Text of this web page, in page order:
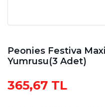
Peonies Festiva
Yumrusu(3 Adet)
365,67 TL